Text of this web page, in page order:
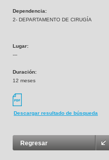
Dependencia:
2- DEPARTAMENTO DE CIRUGÍA
Lugar:
---
Duración:
12 meses
Descargar resultado de búsqueda
Regresar